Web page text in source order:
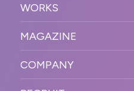
VISION
OUR DNA
STRONG POINT
BUSINESS DOMAIN
SOLUTION
WORKFLOW
WORKS
オンラインイベント
SNSプロモーション
プラットフォーム販
カン
MAGAZINE
COMPANY